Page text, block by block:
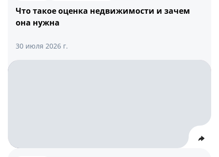
Что такое оценка недвижимости и зачем
она нужна
30 июля 2026 г.